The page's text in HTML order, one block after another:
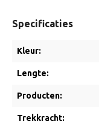
Specificaties
Kleur:
Lengte:
Producten:
Trekkracht: